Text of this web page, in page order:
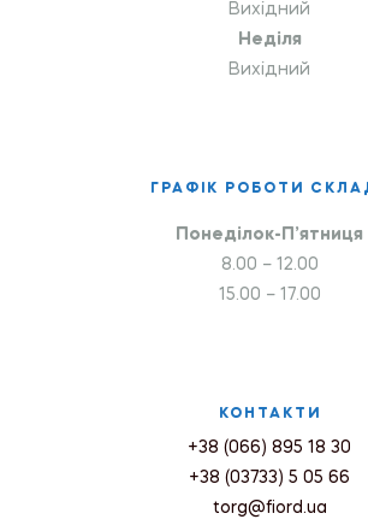
Вихідний
Неділя
Вихідний
ГРАФІК РОБОТИ
Понеділок-П’ятниця
8.00 – 12.00
15.00 – 17.00
КОНТАКТИ
+38 (066) 895 18 30
+38 (03733) 5 05 66
torg@fiord.ua